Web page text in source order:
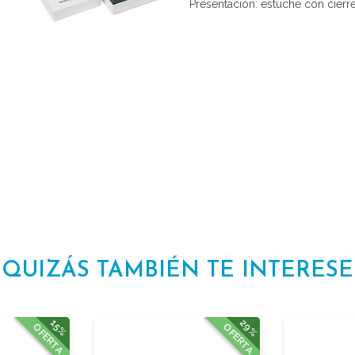
Presentación: estuche con
QUIZÁS TAMBIÉN TE INTERESE
15%
OFERTA 29%
OFERTA